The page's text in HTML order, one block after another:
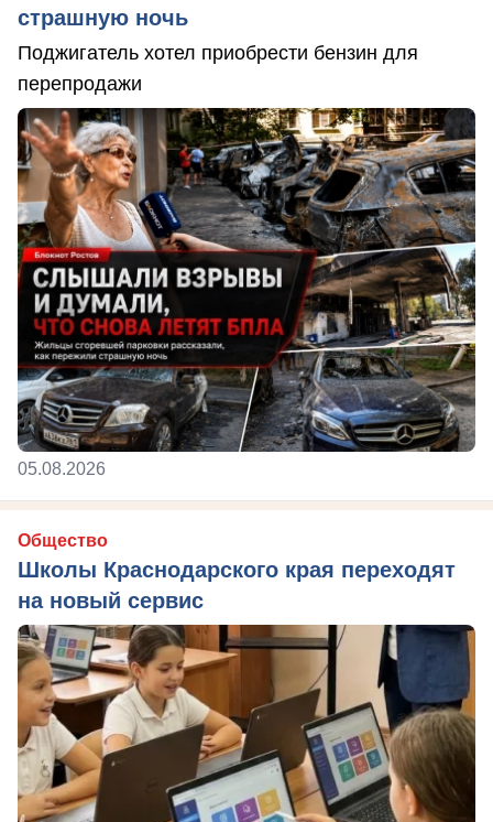
страшную ночь
Поджигатель хотел приобрести бензин для
перепродажи
05.08.2026
Общество
Школы Краснодарского края переходят
на новый сервис